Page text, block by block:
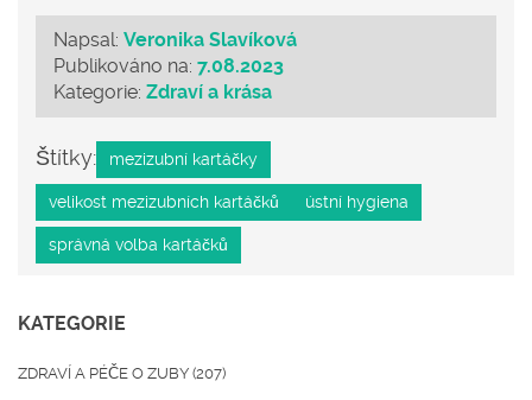
Napsal: Veronika Slavíková
Publikováno na: 7.08.2023
Kategorie: Zdraví a krása
Štítky: mezizubní kartáčky
velikost mezizubních kartáčků ústní hygiena
správná volba kartáčků
KATEGORIE
ZDRAVÍ A PÉČE O ZUBY (207)